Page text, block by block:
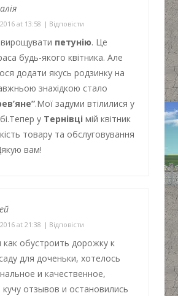
at 13:58 | Відповіcти
петунію. Це
будь-якого квітника. Але
додати якусь родзинку на
знахідкою стало
.Мої задуми втілилися у
у Тернівці мій квітник
товару та обслуговування
вам!
at 21:38 | Відповіcти
как обустроить дорожку к
для доченьки, хотелось
и качественное,
отзывов и остановились